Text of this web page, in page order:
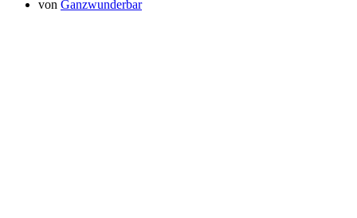
von Ganzwunderbar